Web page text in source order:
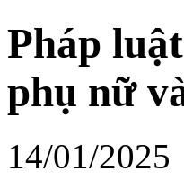
Pháp
phụ nữ
14/01/2025